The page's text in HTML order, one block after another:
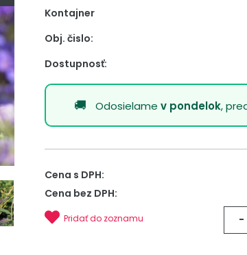
Kontajner
Obj. čislo:
Dostupnosť:
Odosielamev pondelok,
Cena s DPH:
Cena bez DPH:
-
Pridať do zoznamu